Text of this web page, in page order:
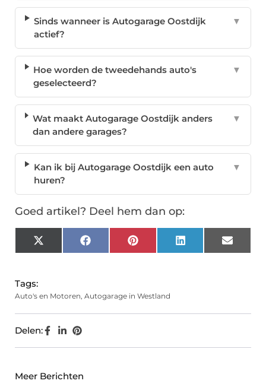
Sinds wanneer is Autogarage Oostdijk
actief?
▼
Hoe worden de tweedehands auto's
geselecteerd?
▼
Wat maakt Autogarage Oostdijk anders
dan andere garages?
▼
Kan ik bij Autogarage Oostdijk een auto
huren?
▼
Goed artikel? Deel hem dan op:
X
(Twitter)
FacebookPinterest LinkedIn Email
Tags:
Auto's en Motoren, Autogarage in Westland
Delen:
Meer Berichten